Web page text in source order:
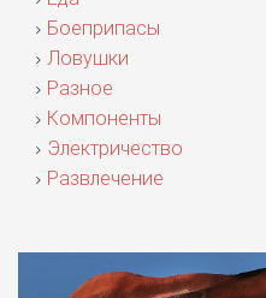
Боеприпасы
Ловушки
Разное
Компоненты
Электричество
Развлечение